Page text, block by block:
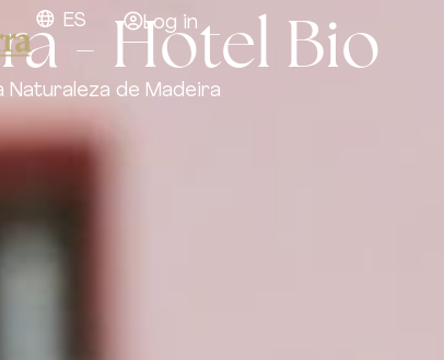
ES Log in
- Hotel Bio
Naturaleza de Madeira